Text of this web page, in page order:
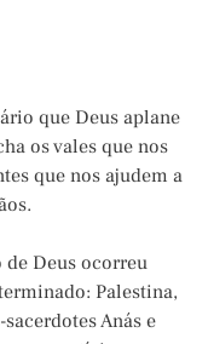
que Deus aplane
os vales que nos
que nos ajudem a
de Deus ocorreu
Palestina,
Anás e